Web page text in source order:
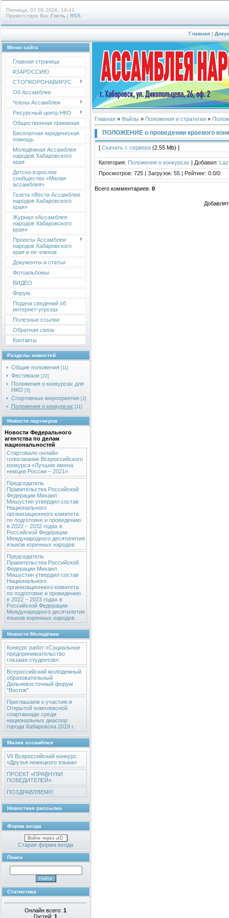
Пятница, 07.08.2026, 19:41
Приветствую Вас Гость | RSS
Главная |
Меню сайта
Главная страница
#ЗАРОССИЮ
СТОПКОРОНАВИРУС
Об Ассамблее
Члены Ассамблеи
Ресурсный центр НКО
Общественная приемная
Бесплатная юридическая
помощь
Молодёжная Ассамблея
народов Хабаровского
края
Детско-взрослое
сообщество «Малая
ассамблея»
Газета «Вести Ассамблеи
народов Хабаровского
края»
Журнал «Ассамблея
народов Хабаровского
края»
Проекты Ассамблеи
народов Хабаровского
края и ее членов
Документы и статьи
Фотоальбомы
ВИДЕО
Форум
Подача сведений об
интернет-угрозах
Полезные ссылки
Обратная связь
Контакты
Разделы новостей
Общие положения [11]
Фестивали [22]
Положения о конкурсах для
НКО [5]
Спортивные мероприятия [2]
Положения о конкурсах [11]
Новости партнеров
Новости Федерального
агентства по делам
национальностей
Стартовало онлайн-
голосование Всероссийского
конкурса «Лучшие имена
немцев России – 2021»
Председатель
Правительства Российской
Федерации Михаил
Мишустин утвердил состав
Национального
организационного комитета
по подготовке и проведению
в 2022 – 2032 годах в
Российской Федерации
Международного десятилетия
языков коренных народов
Председатель
Правительства Российской
Федерации Михаил
Мишустин утвердил состав
Национального
организационного комитета
по подготовке и проведению
в 2022 – 2023 годах в
Российской Федерации
Международного десятилетия
языков коренных народов
Новости Молодёжки
Конкурс работ «Социальное
предпринимательство
глазами студентов».
Всероссийский молодежный
образовательный
Дальневосточный форум
"Восток"
Приглашаем к участию в
Открытой комплексной
спартакиаде среди
национальных диаспор
города Хабаровска 2019 г.
Малая ассамблея
VII Всероссийский конкурс
«Друзья немецкого языка»
ПРОЕКТ «ПРАВНУКИ
ПОБЕДИТЕЛЕЙ»
ПОЗДРАВЛЯЕМ!!!
Новостная рассылка
Форма входа
Войти через uID
Старая форма входа
Поиск
Статистика
Онлайн всего:1
Гостей:1
Главная » Файлы » Положения и стратегии »
ПОЛОЖЕНИЕ о проведении краевого
[ Скачать с сервера (2.55 Mb) ]
Категория: Положения о конкурсах | Добавил:
Просмотров: 725 | Загрузок: 55 | Рейтинг: 0.0/0
Всего комментариев: 0